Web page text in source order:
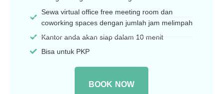
Sewa virtual office free meeting room dan
coworking spaces dengan jumlah jam melimpah
Kantor anda akan siap dalam 10 menit
Bisa untuk PKP
BOOK NOW